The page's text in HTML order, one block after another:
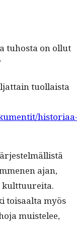
tuhos­ta on ollut
tuol­laista
ajan,
kult­tuure­i­ta.
toisaal­ta myös
muis­telee,